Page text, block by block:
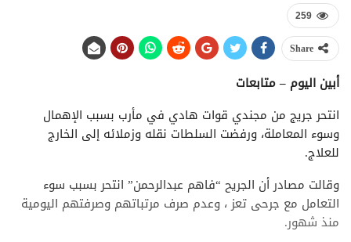
259
Share
أبين اليوم – متابعات
انتحر جريج من مجندي قوات هادي في مأرب بسبب الإهمال
وسوء المعاملة، ورفضت السلطات نقله وزملائه إلى الخارج
للعلاج.
وقالت مصادر أن الجريح “فاهم عبدالرحمن” انتحر بسبب سوء
التعامل مع جرحى تعز ، وعدم صرف مرتباتهم وصرفتهم اليومية
منذ شهور.